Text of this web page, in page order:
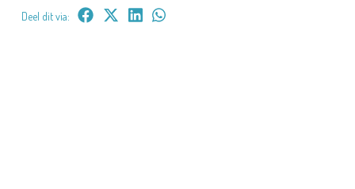
Deel dit via: